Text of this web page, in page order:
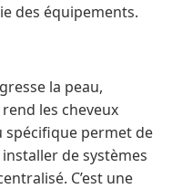
des équipements.
la peau,
les cheveux
spécifique permet de
de systèmes
C’est une